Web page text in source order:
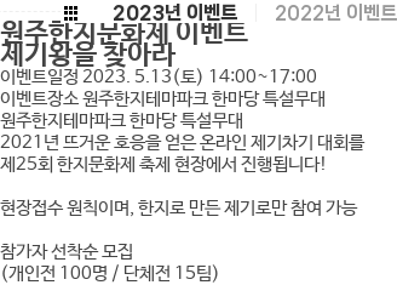
2023년 이벤트 2022년 이벤트
원주한지문화제 이벤트
제기왕을 찾아라
이벤트일정 2023. 5.13(토) 14:00~17:00
이벤트장소원주한지테마파크 한마당 특설무대
원주한지테마파크 한마당 특설무대
2021년 뜨거운 호응을 얻은 온라인 제기차기 대회를
제25회 한지문화제 축제 현장에서 진행됩니다!
현장접수 원칙이며, 한지로 만든 제기로만 참여 가능
참가자 선착순 모집
(개인전 100명 / 단체전 15팀)